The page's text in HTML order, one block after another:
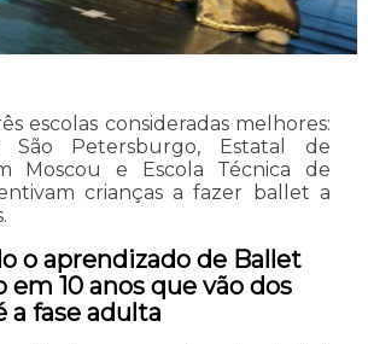
escolas consideradas melhores:
São Petersburgo, Estatal de
Moscou e Escola Técnica de
crianças a fazer ballet a
o aprendizado de Ballet
10 anos que vão dos
a fase adulta